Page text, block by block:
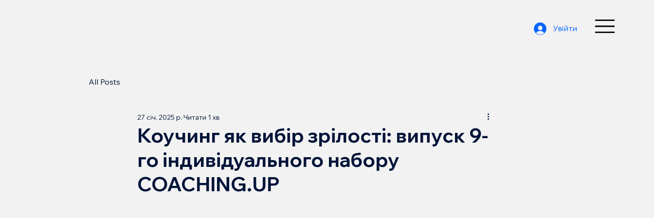
Увійти
All Posts
Коучинг як вибір зрілості: випуск 9-
го індивідуального набору
COACHING.UP
27 січ. 2025 р. Читати 1 хв